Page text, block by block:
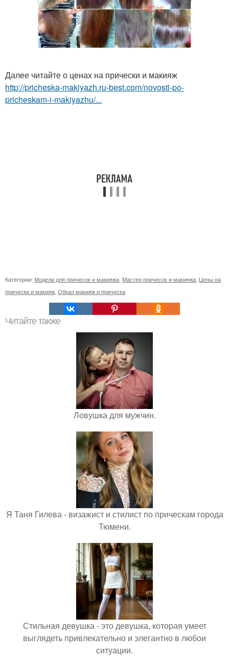
Далее читайте о ценах на прически и макияж
http://pricheska-makiyazh.ru-best.com/novosti-po-
pricheskam-i-makiyazhu/...
Категории: Модели для причесок и макияжа Мастер причесок и макияжа Цены на
прически и макияж Образ макияж и прическа
Читайте также
Ловушка для мужчин.
Я Таня Гилева - визажист и стилист по прическам города
Тюмени.
Стильная девушка - это девушка, которая умеет
выглядеть привлекательно и элегантно в любои
ситуации.